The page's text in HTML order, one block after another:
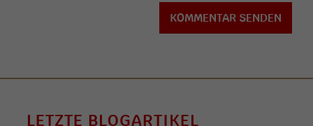
LETZTE BLOGARTIKEL